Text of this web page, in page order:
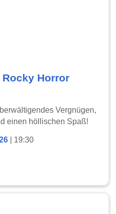
Horror
Vergnügen,
einen höllischen Spaß!
| 19:30